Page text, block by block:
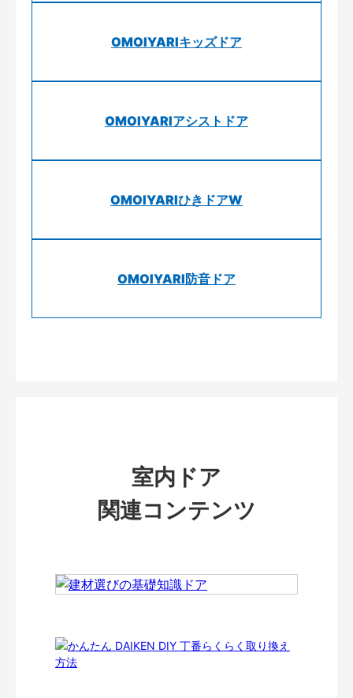
OMOIYARIキッズドア
OMOIYARIアシストドア
OMOIYARIひきドアW
OMOIYARI防音ドア
室内ドア
関連コンテンツ